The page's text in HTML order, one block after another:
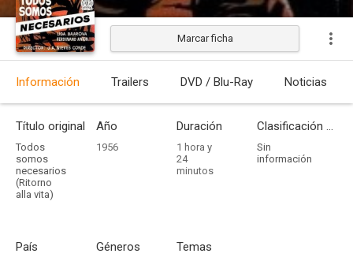
Marcar ficha
Información Trailers DVD / Blu-Ray Noticias
Título original
Todos
somos
necesarios
(Ritorno
alla vita)
Año
1956
Duración
1 hora y
24
minutos
Clasificación por edades
Sin
información
País Géneros Temas